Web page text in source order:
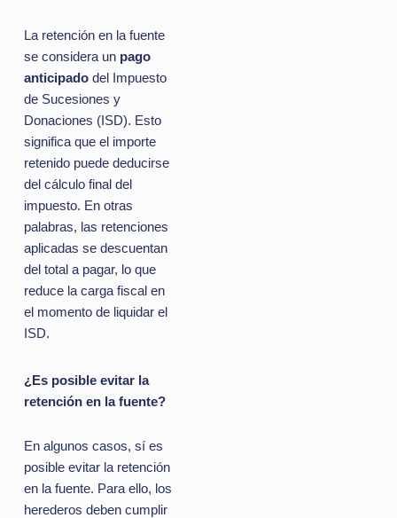
La retención en la fuente
se considera un pago
anticipadodel Impuesto
de Sucesiones y
Donaciones (ISD). Esto
significa que el importe
retenido puede deducirse
del cálculo final del
impuesto. En otras
palabras, las retenciones
aplicadas se descuentan
del total a pagar, lo que
reduce la carga fiscal en
el momento de liquidar el
ISD.
¿Es posible evitar la
retención en la fuente?
En algunos casos, sí es
posible evitar la retención
en la fuente. Para ello, los
herederos deben cumplir